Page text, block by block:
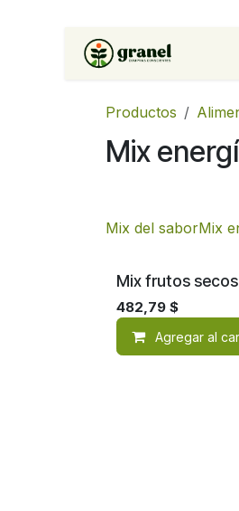
Ir al contenido
Productos
Mix
Mix del saborMix
Mix frutos
482,79 $
Agregar al